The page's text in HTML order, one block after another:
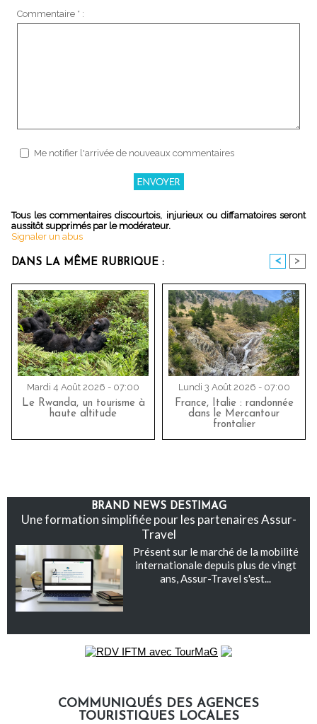
Commentaire * :
Me notifier l'arrivée de nouveaux commentaires
Tous les commentaires discourtois, injurieux ou diffamatoires seront
aussitôt supprimés par le modérateur.
Signaler un abus
DANS LA MÊME RUBRIQUE : < >
Mardi 4 Août 2026 - 07:00
Le Rwanda, un tourisme à
haute altitude
Lundi 3 Août 2026 - 07:00
France, Italie : randonnée
dans le Mercantour
frontalier
BRAND NEWS DESTIMAG
Une formation simplifiée pour les partenaires Assur-
Travel
Présent sur le marché de la mobilité
internationale depuis plus de vingt
ans, Assur-Travel s'est...
COMMUNIQUÉS DES AGENCES
TOURISTIQUES LOCALES